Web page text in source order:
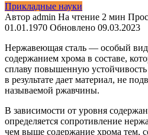
Прикладные науки
Автор admin На чтение 2 мин
01.01.1970 Обновлено 09.03.2023
Нержавеющая сталь — особый
содержанием хрома в составе,
сплаву повышенную
в результате дает материал, не
называемой ржавчины.
В зависимости от уровня
определяется сопротивление
чем выше содержание хрома тем,